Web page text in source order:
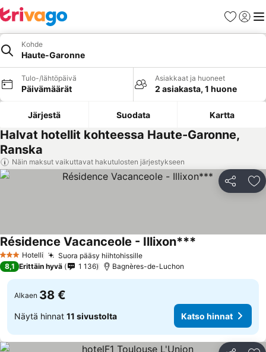
Suosikit
Kohde
Haute-Garonne
Tulo-/lähtöpäivä
Päivämäärät
Asiakkaat ja huoneet
2 asiakasta, 1 huone
Järjestä Suodata Kartta
Halvat hotellit kohteessa Haute-Garonne,
Ranska
Näin maksut vaikuttavat hakutulosten järjestykseen
Jaa
3 Tähtiluokitus
Hotelli Suora pääsy hiihtohissille
Résidence Vacanceole - Illixon***
8,1 Erittäin hyvä 1 136 Bagnères-de-Luchon
Alkaen 38 €
Näytä hinnat 11 sivustolta Katso hinnat